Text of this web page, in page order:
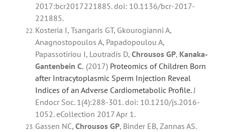
2017:bcr2017221885. doi: 10.1136/bcr-2017-
221885.
Kosteria I, Tsangaris GT, Gkourogianni A,
Anagnostopoulos A, Papadopoulou A,
Papassotiriou I, Loutradis D, Chrousos GP, Kanaka-
Gantenbein C. (2017) Proteomics of Children Born
after Intracytoplasmic Sperm Injection Reveal
Indices of an Adverse Cardiometabolic Profile.J
Endocr Soc. 1(4):288-301. doi: 10.1210/js.2016-
1052. eCollection 2017 Apr 1.
Gassen NC, Chrousos GP, Binder EB, Zannas AS.